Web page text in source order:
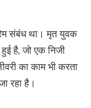
संबंध था। मृत युवक
है, जो एक निजी
का काम भी करता
रहा है।